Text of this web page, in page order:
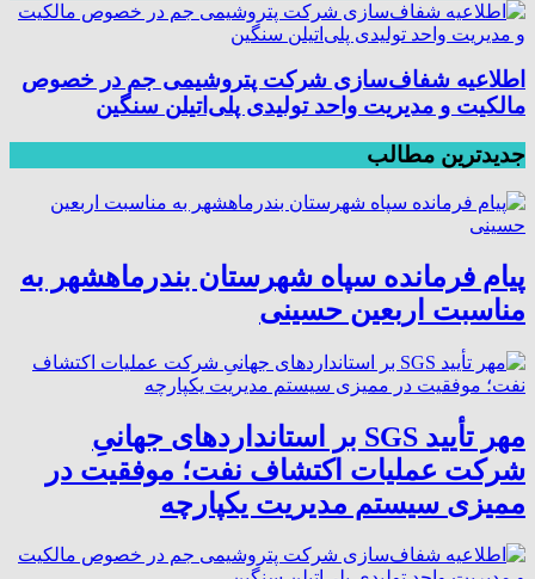
اطلاعیه شفاف‌سازی شرکت پتروشیمی جم در خصوص
مالکیت و مدیریت واحد تولیدی پلی‌اتیلن سنگین
جدیدترین مطالب
پیام فرمانده سپاه شهرستان بندرماهشهر به
مناسبت اربعین حسینی
مهر تأیید SGS بر استانداردهای جهانیِ
شرکت عملیات اکتشاف نفت؛ موفقیت در
ممیزی سیستم مدیریت یکپارچه